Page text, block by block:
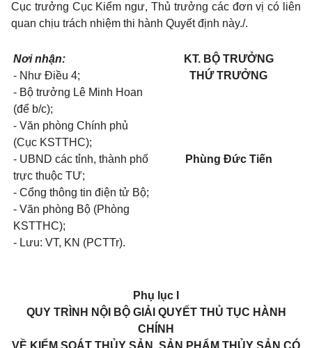
Cục trưởng Cục Kiểm ngư, Thủ trưởng các đơn vị có liên
quan chịu trách nhiệm thi hành Quyết định này./.
Nơi nhận:
- Như Điều 4;
- Bộ trưởng Lê Minh Hoan
(để b/c);
- Văn phòng Chính phủ
(Cục KSTTHC);
- UBND các tỉnh, thành phố
trực thuộc TƯ;
- Cổng thông tin điện tử Bộ;
- Văn phòng Bộ (Phòng
KSTTHC);
- Lưu: VT, KN (PCTTr).
KT. BỘ TRƯỞNG
THỨ TRƯỞNG
Phùng Đức Tiến
Phụ lục I
QUY TRÌNH NỘI BỘ GIẢI QUYẾT THỦ TỤC HÀNH
CHÍNH